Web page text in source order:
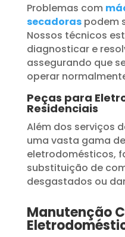
Problemas com
secadoraspodem
Nossos técnicos
diagnosticar e
assegurando que
operar
Peças para
Residenciais
Além dos serviços
uma vasta gama
eletrodomésticos,
substituição de
desgastados ou
Manutenção